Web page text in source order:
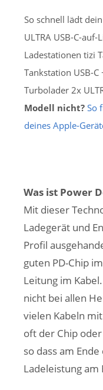
So schnell lädt
ULTRA USB-C-
Ladestationen tizi
Tankstation USB-C
Turbolader 2x
Modell nicht? So
deines Apple-
Was ist Power
Mit dieser
Ladegerät und
Profil
guten PD-Chip
Leitung im
nicht bei allen
vielen Kabeln
oft der Chip
so dass am
Ladeleistung